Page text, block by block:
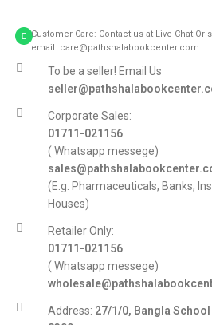
Customer Care: Contact us at Live Chat Or
email: care@pathshalabookcenter.com
To be a seller! Email Us
Corporate Sales:
01711-021156
( Whatsapp messege)
(E.g. Pharmaceuticals, Banks,
Houses)
Retailer Only:
01711-021156
( Whatsapp messege)
Address: 27/1/0, Bangla